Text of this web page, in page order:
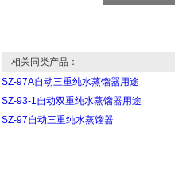
相关同类产品：
SZ-97A自动三重纯水蒸馏器用途
SZ-93-1自动双重纯水蒸馏器用途
SZ-97自动三重纯水蒸馏器